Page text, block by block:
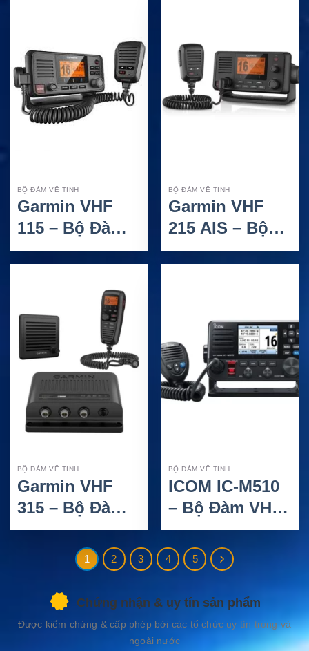
BỘ ĐÀM VỆ TINH
Garmin VHF
115 – Bộ Đàm
VHF Hàng Hải
BỘ ĐÀM VỆ TINH
Garmin VHF
215 AIS – Bộ
Đàm VHF Hàng
BỘ ĐÀM VỆ TINH
Garmin VHF
315 – Bộ Đàm
VHF Hiện Đại
Với Hiệu Suất
Vượt Trội
BỘ ĐÀM VỆ TINH
ICOM IC-M510
– Bộ Đàm VHF
Hàng Hải Với
DSC Cấp Độ D
Và Kết Nối Wi-
Fi Tích Hợp
1 2 3 4 5
Chứng nhận & uy tín sản phẩm
Được kiểm chứng & cấp phép bởi các tổ chức uy tín trong và
ngoài nước